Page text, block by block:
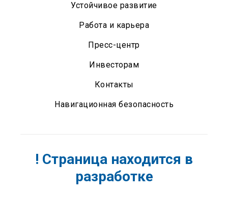
Устойчивое развитие
Работа и карьера
Пресс-центр
Инвесторам
Контакты
Навигационная безопасность
! Страница находится в
разработке